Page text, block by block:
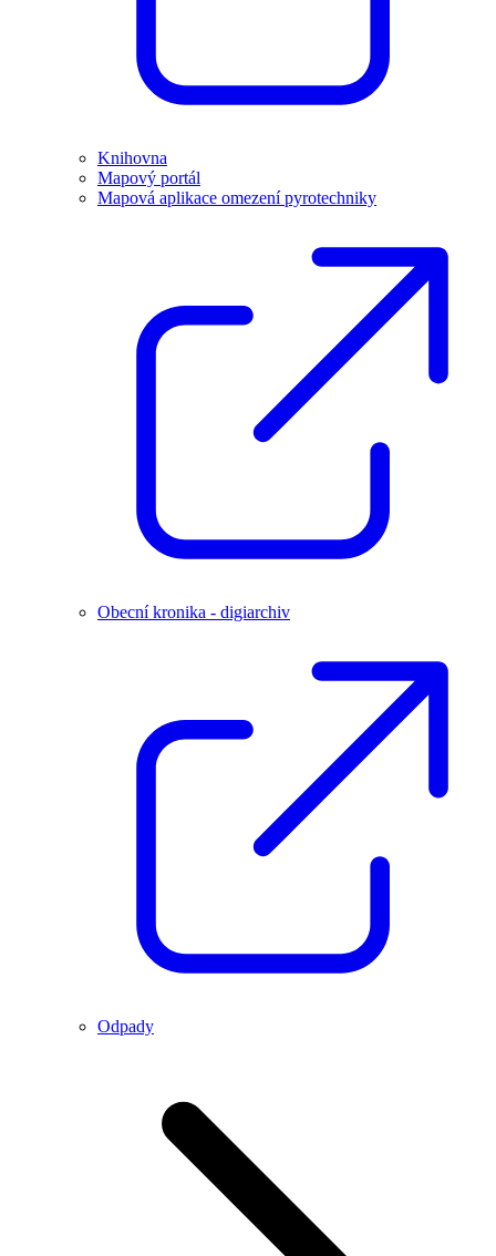
Knihovna
Mapový portál
Mapová aplikace omezení pyrotechniky
Obecní kronika - digiarchiv
Odpady